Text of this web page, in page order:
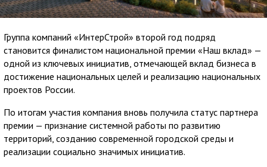
Группа компаний «ИнтерСтрой» второй год подряд
становится финалистом национальной премии «Наш вклад» —
одной из ключевых инициатив, отмечающей вклад бизнеса в
достижение национальных целей и реализацию национальных
проектов России.
По итогам участия компания вновь получила статус партнера
премии — признание системной работы по развитию
территорий, созданию современной городской среды и
реализации социально значимых инициатив.